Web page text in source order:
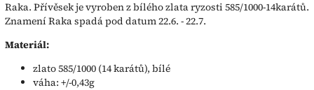
Raka. Přívěsek je vyroben z bílého zlata ryzosti 585/1000-14karátů.
Znamení Raka spadá pod datum 22.6. - 22.7.
Materiál:
zlato 585/1000 (14 karátů), bílé
váha: +/-0,43g